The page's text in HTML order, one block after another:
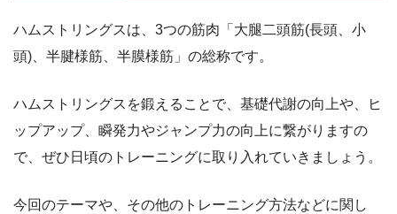
ハムストリングスは、3つの筋肉「大腿二頭筋(長頭、小
頭)、半腱様筋、半膜様筋」の総称です。
ハムストリングスを鍛えることで、基礎代謝の向上や、ヒ
ップアップ、瞬発力やジャンプ力の向上に繋がりますの
で、ぜひ日頃のトレーニングに取り入れていきましょう。
今回のテーマや、その他のトレーニング方法などに関し